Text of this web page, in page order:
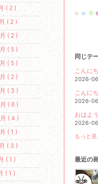
同じテ
こんに
2026-
こんに
2026-
おはよ
2026-
もっと
最近の
( 2 )
( 2 )
( 2 )
( 5 )
( 5 )
( 2 )
( 3 )
( 6 )
( 4 )
( 1 )
( 3 )
( 1 )
( 1 )